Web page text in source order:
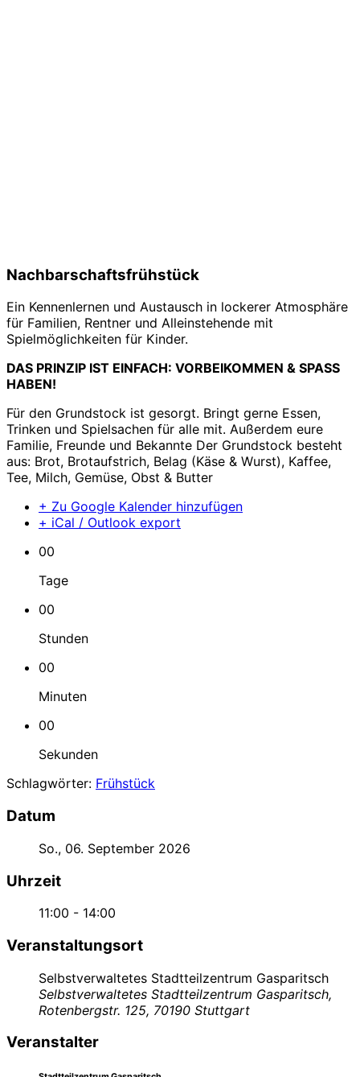
Nachbarschaftsfrühstück
Ein Kennenlernen und Austausch in lockerer Atmosphäre
für Familien, Rentner und Alleinstehende mit
Spielmöglichkeiten für Kinder.
DAS PRINZIP IST EINFACH: VORBEIKOMMEN & SPASS
HABEN!
Für den Grundstock ist gesorgt. Bringt gerne Essen,
Trinken und Spielsachen für alle mit. Außerdem eure
Familie, Freunde und Bekannte Der Grundstock besteht
aus: Brot, Brotaufstrich, Belag (Käse & Wurst), Kaffee,
Tee, Milch, Gemüse, Obst & Butter
+ Zu Google Kalender hinzufügen
+ iCal / Outlook export
00
Tage
00
Stunden
00
Minuten
00
Sekunden
Schlagwörter: Frühstück
Datum
So., 06. September 2026
Uhrzeit
11:00 - 14:00
Veranstaltungsort
Selbstverwaltetes Stadtteilzentrum Gasparitsch
Selbstverwaltetes Stadtteilzentrum Gasparitsch,
Rotenbergstr. 125, 70190 Stuttgart
Veranstalter